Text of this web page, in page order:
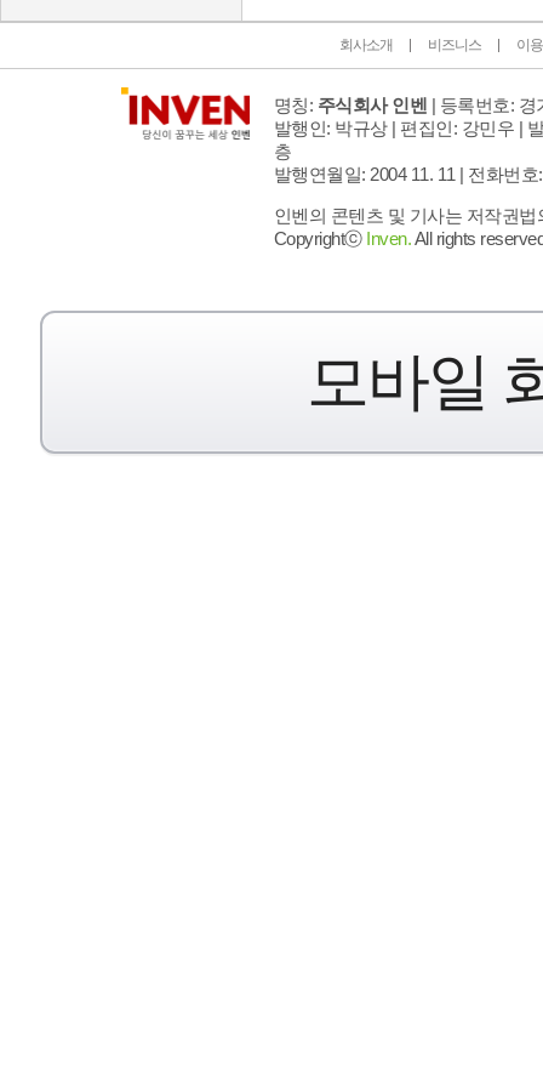
회사소개 비즈니스 이
명칭: 주식회사 인벤 | 등록번호: 경
발행인: 박규상 | 편집인: 강민우 |
층
발행연월일: 2004 11. 11 | 전화번호
인벤의 콘텐츠 및 기사는 저작권
Copyrightⓒ Inven.All rights
모바일